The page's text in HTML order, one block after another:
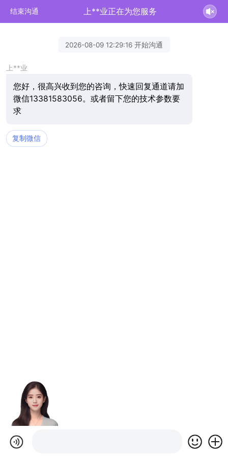
结束沟通 上**业正在为您服务
2026-08-09 12:29:16 开始沟通
上**业
您好，很高兴收到您的咨询，快速回复通道请加
微信13381583056。或者留下您的技术参数要
求
复制微信